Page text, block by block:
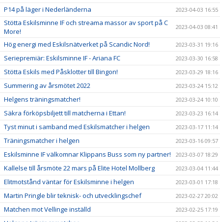
P14 på läger i Nederländerna 2023-04-03 16:55
Stötta Eskilsminne IF och streama massor av sport på C
More!
2023-04-03 08:41
Hög energi med Eskilsnätverket på Scandic Nord! 2023-03-31 19:16
Seriepremiär: Eskilsminne IF - Ariana FC 2023-03-30 16:58
Stötta Eskils med Påsklotter till Bingon! 2023-03-29 18:16
Summering av årsmötet 2022 2023-03-24 15:12
Helgens träningsmatcher! 2023-03-24 10:10
Säkra förköpsbiljett till matcherna i Ettan! 2023-03-23 16:14
Tyst minut i samband med Eskilsmatcher i helgen 2023-03-17 11:14
Träningsmatcher i helgen 2023-03-16 09:57
Eskilsminne IF välkomnar Klippans Buss som ny partner! 2023-03-07 18:29
Kallelse till årsmöte 22 mars på Elite Hotel Mollberg 2023-03-04 11:44
Elitmotstånd väntar för Eskilsminne i helgen 2023-03-01 17:18
Martin Pringle blir teknisk- och utvecklingschef 2023-02-27 20:02
Matchen mot Vellinge inställd 2023-02-25 17:19